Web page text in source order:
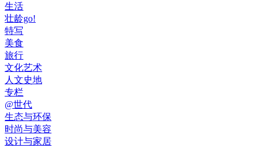
生活
壮龄go!
特写
美食
旅行
文化艺术
人文史地
专栏
@世代
生态与环保
时尚与美容
设计与家居